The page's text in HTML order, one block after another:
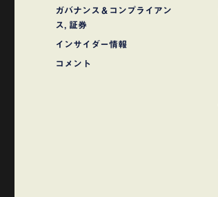
稿
日:
カ
テ
ゴ
ー
ガバナンス＆コンプライアン
ス, 証券
タ
インサイダー情報
レ
コメント